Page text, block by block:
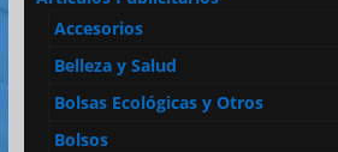
Accesorios
Belleza y Salud
Bolsas Ecológicas y Otros
Bolsos